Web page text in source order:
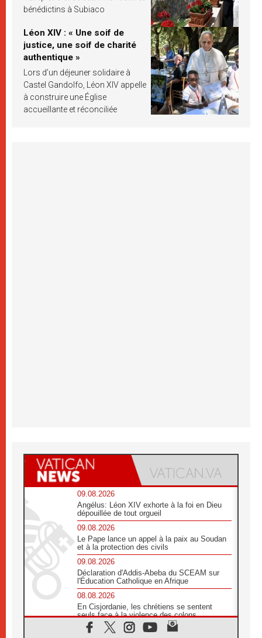
bénédictins à Subiaco
Léon XIV : « Une soif de
justice, une soif de charité
authentique »
Lors d’un déjeuner solidaire à
Castel Gandolfo, Léon XIV appelle
à construire une Église
accueillante et réconciliée
09.08.2026
Angélus: Léon XIV exhorte à la foi en Dieu
dépouillée de tout orgueil
09.08.2026
Le Pape lance un appel à la paix au Soudan
et à la protection des civils
09.08.2026
Déclaration d'Addis-Abeba du SCEAM sur
l'Éducation Catholique en Afrique
08.08.2026
En Cisjordanie, les chrétiens se sentent
seuls face à la violence des colons
08.08.2026